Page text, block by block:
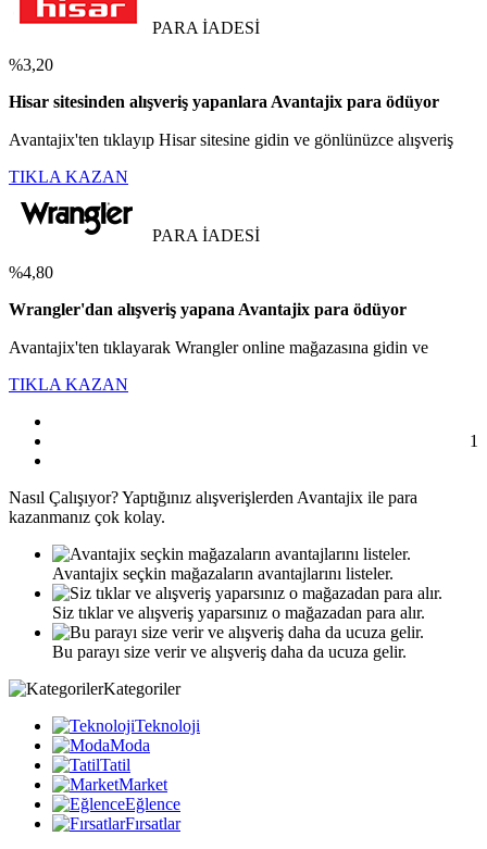
PARA İADESİ
%3,20
Hisar sitesinden alışveriş yapanlara Avantajix para ödüyor
Avantajix'ten tıklayıp Hisar sitesine gidin ve gönlünüzce alışveriş
TIKLA KAZAN
PARA İADESİ
%4,80
Wrangler'dan alışveriş yapana Avantajix para ödüyor
Avantajix'ten tıklayarak Wrangler online mağazasına gidin ve
TIKLA KAZAN
1
Nasıl Çalışıyor?Yaptığınız alışverişlerden Avantajix ile para
kazanmanız çok kolay.
Avantajix seçkin mağazaların avantajlarını listeler.
Siz tıklar ve alışveriş yaparsınız o mağazadan para alır.
Bu parayı size verir ve alışveriş daha da ucuza gelir.
Kategoriler
Teknoloji
Moda
Tatil
Market
Eğlence
Fırsatlar